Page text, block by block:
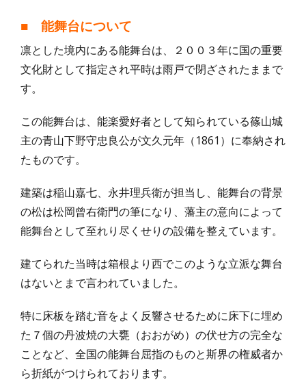
■ 能舞台について
凛とした境内にある能舞台は、２００３年に国の重要
文化財として指定され平時は雨戸で閉ざされたままで
す。
この能舞台は、能楽愛好者として知られている篠山城
主の青山下野守忠良公が文久元年（1861）に奉納され
たものです。
建築は稲山嘉七、永井理兵衛が担当し、能舞台の背景
の松は松岡曾右衛門の筆になり、藩主の意向によって
能舞台として至れり尽くせりの設備を整えています。
建てられた当時は箱根より西でこのような立派な舞台
はないとまで言われていました。
特に床板を踏む音をよく反響させるために床下に埋め
た７個の丹波焼の大甕（おおがめ）の伏せ方の完全な
ことなど、全国の能舞台屈指のものと斯界の権威者か
ら折紙がつけられております。